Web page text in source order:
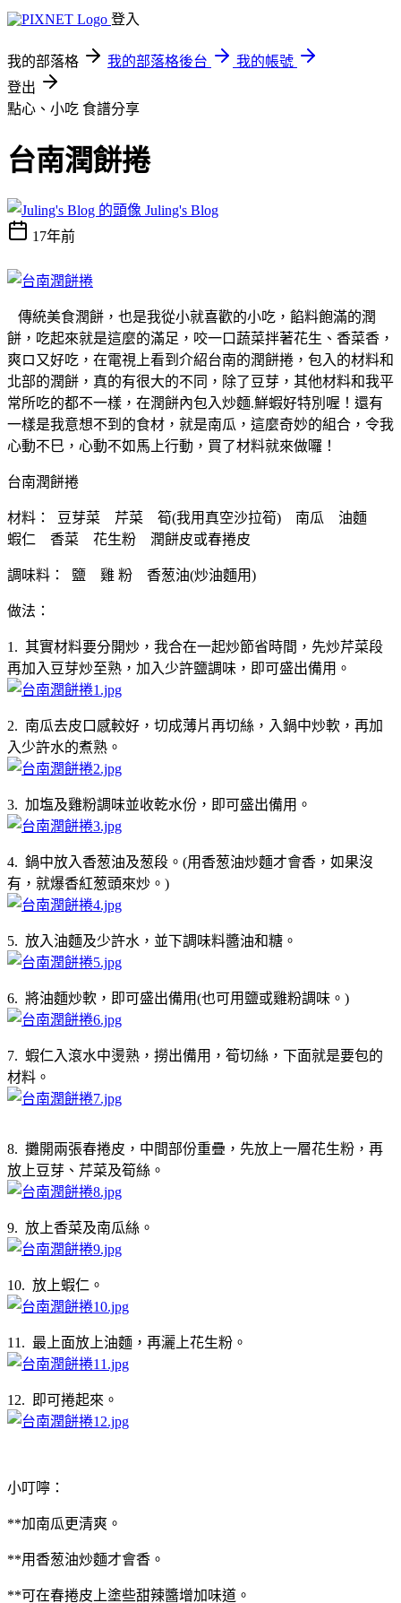
登入
我的部落格 我的部落格後台
我的帳號
登出
點心、小吃 食譜分享
台南潤餅捲
Juling's Blog
17年前
傳統美食潤餅，也是我從小就喜歡的小吃，餡料飽滿的潤
餅，吃起來就是這麼的滿足，咬一口蔬菜拌著花生、香菜香，
爽ロ又好吃，在電視上看到介紹台南的潤餅捲，包入的材料和
北部的潤餅，真的有很大的不同，除了豆芽，其他材料和我平
常所吃的都不一樣，在潤餅內包入炒麵.鮮蝦好特別喔！還有
一樣是我意想不到的食材，就是南瓜，這麼奇妙的組合，令我
心動不巳，心動不如馬上行動，買了材料就來做囉！
台南潤餅捲
材料： 豆芽菜 芹菜 筍(我用真空沙拉筍) 南瓜 油麵
蝦仁 香菜 花生粉 潤餅皮或春捲皮
調味料： 鹽 雞 粉 香葱油(炒油麵用)
做法：
1. 其實材料要分開炒，我合在一起炒節省時間，先炒芹菜段
再加入豆芽炒至熟，加入少許鹽調味，即可盛出備用。
2. 南瓜去皮口感較好，切成薄片再切絲，入鍋中炒軟，再加
入少許水的煮熟。
3. 加塩及雞粉調味並收乾水份，即可盛出備用。
4. 鍋中放入香葱油及葱段。(用香葱油炒麵才會香，如果沒
有，就爆香紅葱頭來炒。)
5. 放入油麵及少許水，並下調味料醬油和糖。
6. 將油麵炒軟，即可盛出備用(也可用鹽或雞粉調味。)
7. 蝦仁入滾水中燙熟，撈出備用，筍切絲，下面就是要包的
材料。
8. 攤開兩張春捲皮，中間部份重疊，先放上一層花生粉，再
放上豆芽、芹菜及筍絲。
9. 放上香菜及南瓜絲。
10. 放上蝦仁。
11. 最上面放上油麵，再灑上花生粉。
12. 即可捲起來。
小叮嚀：
**加南瓜更清爽。
**用香葱油炒麵才會香。
**可在春捲皮上塗些甜辣醬增加味道。